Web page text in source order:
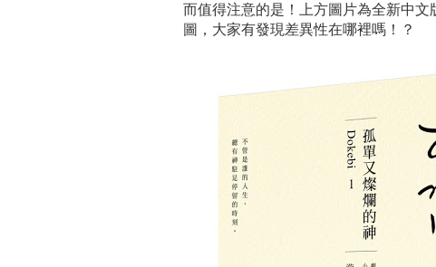
而值得注意的是！上方圖片為全新中
圖，大家有發現差異性在哪裡嗎！？